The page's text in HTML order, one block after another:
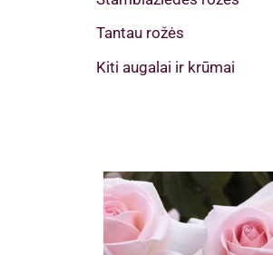
Tantau rožės
Kiti augalai ir krūmai